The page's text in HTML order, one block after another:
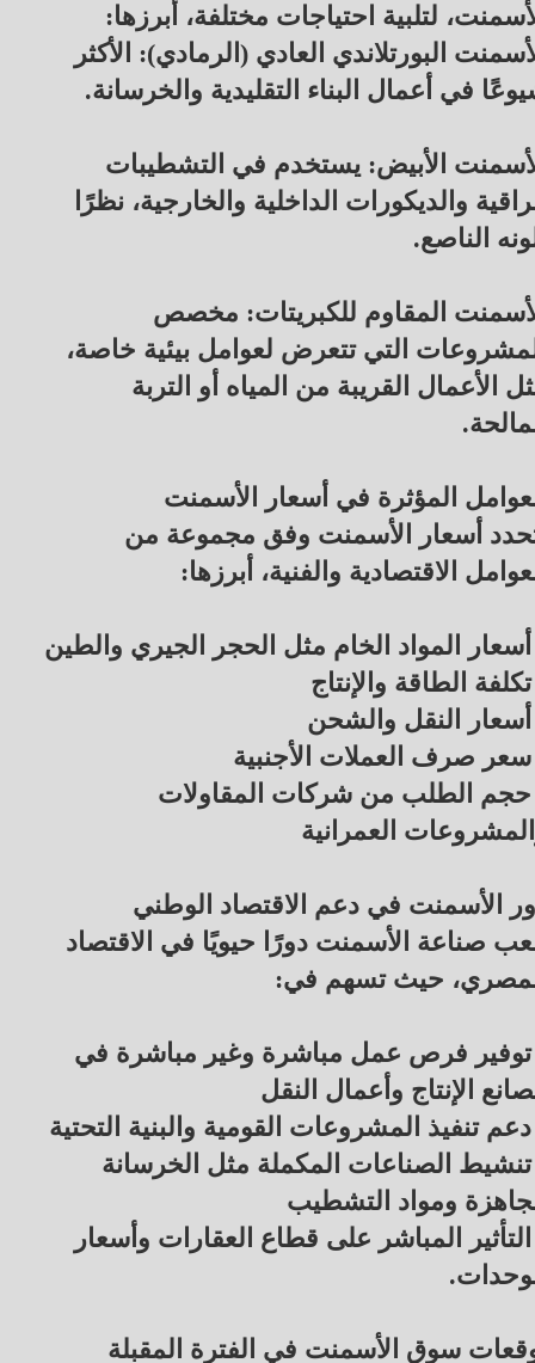
لتلبية احتياجات مختلفة، أبرزها:
البورتلاندي العادي (الرمادي): الأكثر
في أعمال البناء التقليدية والخرسانة.
الأبيض: يستخدم في التشطيبات
والديكورات الداخلية والخارجية، نظرًا
الناصع.
المقاوم للكبريتات: مخصص
التي تتعرض لعوامل بيئية خاصة،
الأعمال القريبة من المياه أو التربة
المؤثرة في أسعار الأسمنت
أسعار الأسمنت وفق مجموعة من
الاقتصادية والفنية، أبرزها:
أسعار المواد الخام مثل الحجر الجيري والطين
الطاقة والإنتاج
أسعار النقل والشحن
سعر صرف العملات الأجنبية
حجم الطلب من شركات المقاولات
العمرانية
الأسمنت في دعم الاقتصاد الوطني
صناعة الأسمنت دورًا حيويًا في الاقتصاد
حيث تسهم في:
توفير فرص عمل مباشرة وغير مباشرة في
الإنتاج وأعمال النقل
تنفيذ المشروعات القومية والبنية التحتية
تنشيط الصناعات المكملة مثل الخرسانة
ومواد التشطيب
المباشر على قطاع العقارات وأسعار
سوق الأسمنت في الفترة المقبلة